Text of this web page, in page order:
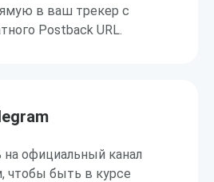
в ваш трекер с
Postback URL.
официальный канал
чтобы быть в курсе